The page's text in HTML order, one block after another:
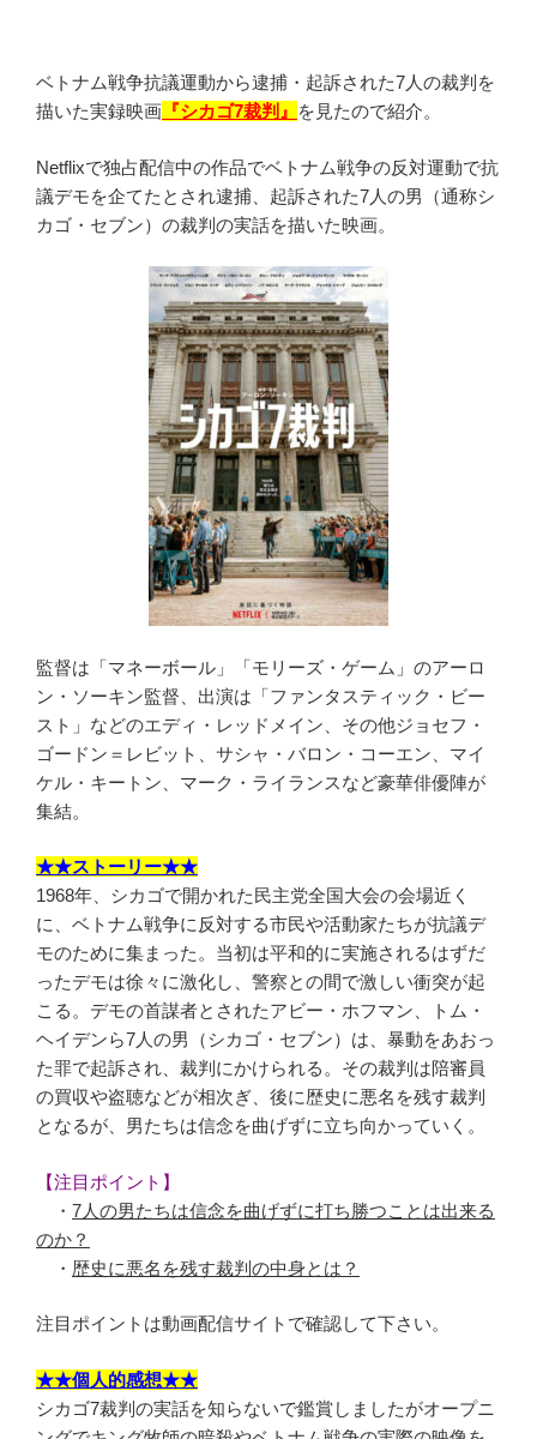
ベトナム戦争抗議運動から逮捕・起訴された7人の裁判を
描いた実録映画 『シカゴ7裁判』 を見たので紹介。
Netflixで独占配信中の作品でベトナム戦争の反対運動で抗
議デモを企てたとされ逮捕、起訴された7人の男（通称シ
カゴ・セブン）の裁判の実話を描いた映画。
監督は「マネーボール」「モリーズ・ゲーム」のアーロ
ン・ソーキン監督、出演は「ファンタスティック・ビー
スト」などのエディ・レッドメイン、その他ジョセフ・
ゴードン＝レビット、サシャ・バロン・コーエン、マイ
ケル・キートン、マーク・ライランスなど豪華俳優陣が
集結。
★★ストーリー★★
1968年、シカゴで開かれた民主党全国大会の会場近く
に、ベトナム戦争に反対する市民や活動家たちが抗議デ
モのために集まった。当初は平和的に実施されるはずだ
ったデモは徐々に激化し、警察との間で激しい衝突が起
こる。デモの首謀者とされたアビー・ホフマン、トム・
ヘイデンら7人の男（シカゴ・セブン）は、暴動をあおっ
た罪で起訴され、裁判にかけられる。その裁判は陪審員
の買収や盗聴などが相次ぎ、後に歴史に悪名を残す裁判
となるが、男たちは信念を曲げずに立ち向かっていく。
【注目ポイント】
・ 7人の男たちは信念を曲げずに打ち勝つことは出来る
のか？
・ 歴史に悪名を残す裁判の中身とは？
注目ポイントは動画配信サイトで確認して下さい。
★★個人的感想★★
シカゴ7裁判の実話を知らないで鑑賞しましたがオープニ